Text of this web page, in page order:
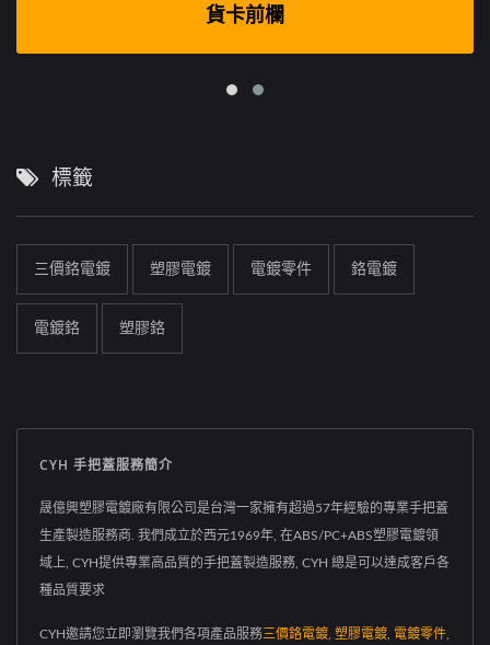
貨卡前欄
標籤
三價鉻電鍍 塑膠電鍍 電鍍零件 鉻電鍍
電鍍鉻 塑膠鉻
CYH 手把蓋服務簡介
晟億興塑膠電鍍廠有限公司是台灣一家擁有超過57年經驗的專業手把蓋
生產製造服務商. 我們成立於西元1969年, 在ABS/PC+ABS塑膠電鍍領
域上, CYH提供專業高品質的手把蓋製造服務, CYH 總是可以達成客戶各
種品質要求
CYH邀請您立即瀏覽我們各項產品服務三價鉻電鍍 塑膠電鍍 電鍍零件